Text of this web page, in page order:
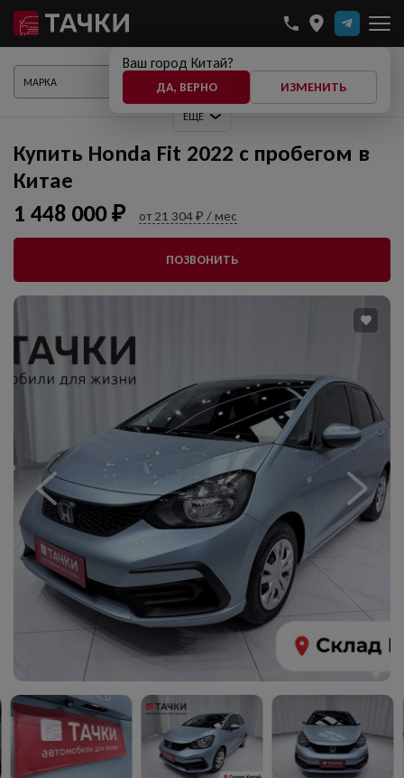
Ваш город Китай?
ДА, ВЕРНО ИЗМЕНИТЬ
ЕЩЕ
ПОКАЗАТЬ АВТО
Купить Honda Fit 2022 с пробегом в
Китае
1 448 000 ₽ от 21 304 ₽ / мес
ПОЗВОНИТЬ